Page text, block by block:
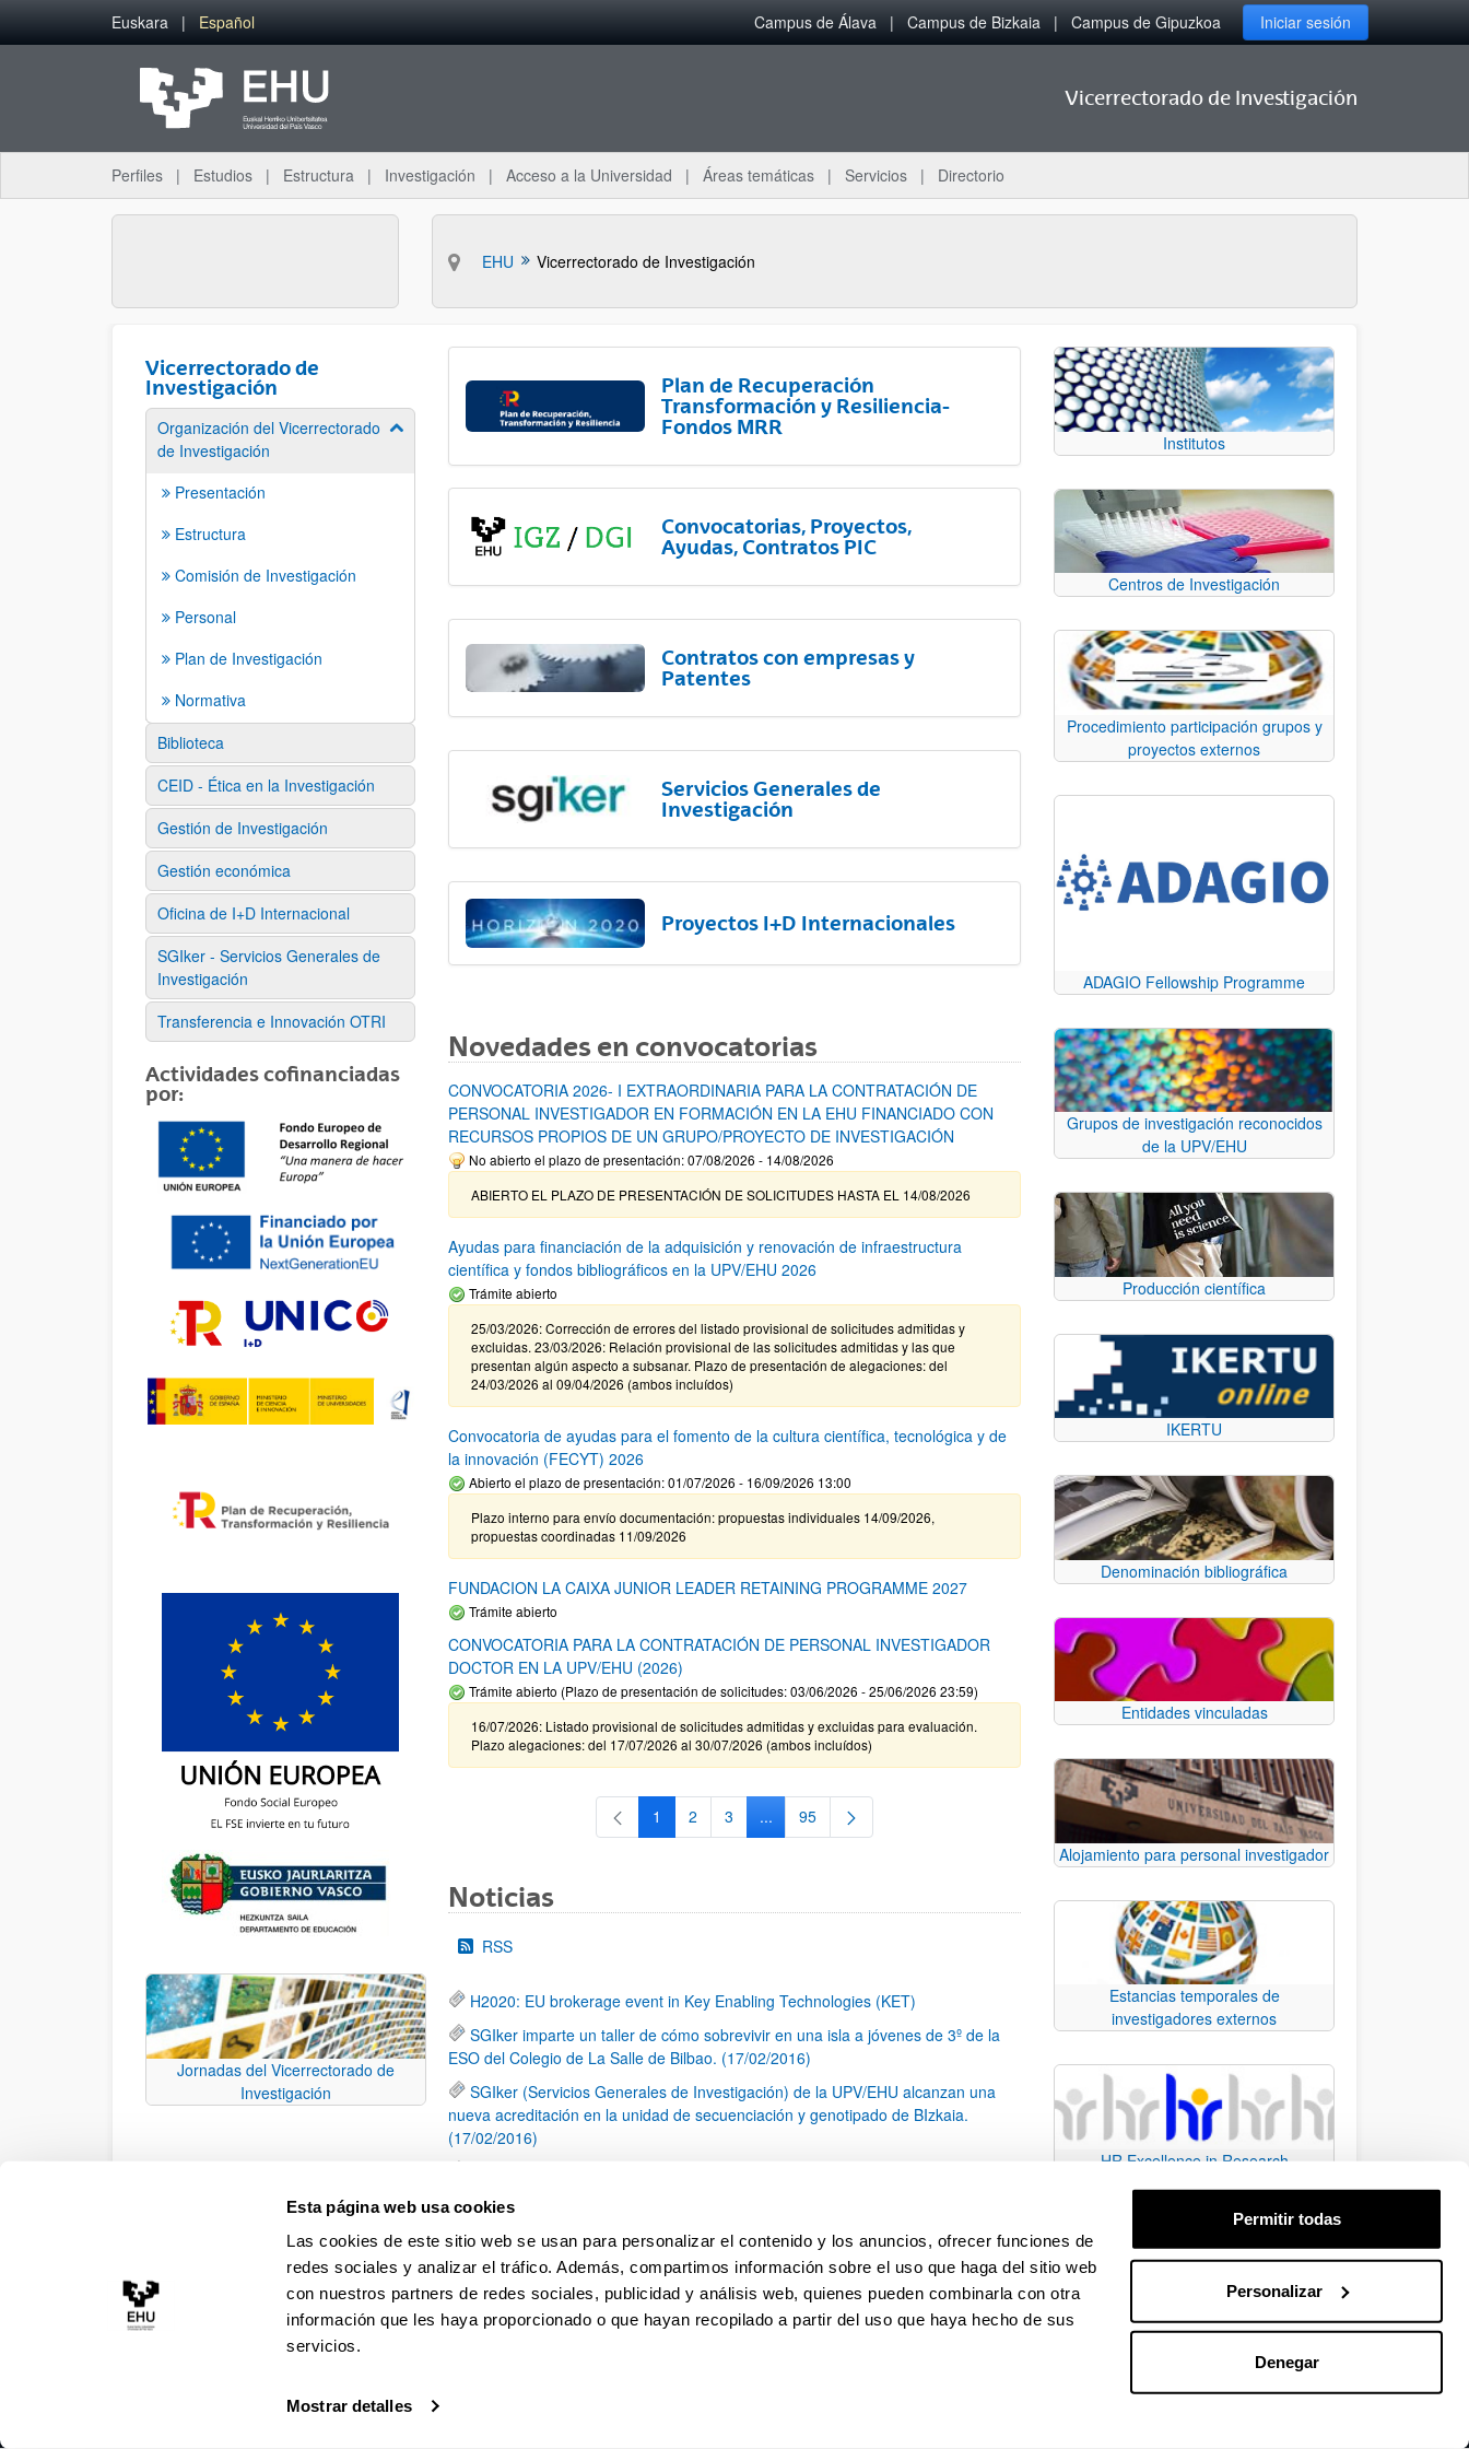
Esta página web usa cookies
Las cookies de este sitio web se usan para personalizar el contenido y los anuncios, ofrecer funciones de
redes sociales y analizar el tráfico. Además, compartimos información sobre el uso que haga del sitio web
con nuestros partners de redes sociales, publicidad y análisis web, quienes pueden combinarla con otra
información que les haya proporcionado o que hayan recopilado a partir del uso que haya hecho de sus
servicios.
Mostrar detalles
Permitir todas
Personalizar
Denegar
Saltar al contenido principal
Euskara Español Campus de Álava Campus de Bizkaia Campus de Gipuzkoa Iniciar sesión
Vicerrectorado de Investigación
Perfiles Estudios Estructura Investigación Acceso a la Universidad Áreas temáticas Servicios Directorio
EHU Vicerrectorado de Investigación
Vicerrectorado de
Investigación
Organización del Vicerrectorado
de Investigación
Mostrar/ocultar subpáginas
Presentación
Estructura
Comisión de Investigación
Personal
Plan de Investigación
Normativa
Biblioteca
CEID - Ética en la Investigación
Gestión de Investigación
Gestión económica
Oficina de I+D Internacional
SGIker - Servicios Generales de
Investigación
Transferencia e Innovación OTRI
Actividades cofinanciadas
por:
Jornadas del Vicerrectorado de
Investigación
Plan de Recuperación
Transformación y Resiliencia-
Fondos MRR
Convocatorias, Proyectos,
Ayudas, Contratos PIC
Contratos con empresas y
Patentes
Servicios Generales de
Investigación
Proyectos I+D Internacionales
Novedades en convocatorias
CONVOCATORIA 2026- I EXTRAORDINARIA PARA LA CONTRATACIÓN DE
PERSONAL INVESTIGADOR EN FORMACIÓN EN LA EHU FINANCIADO CON
RECURSOS PROPIOS DE UN GRUPO/PROYECTO DE INVESTIGACIÓN
No abierto el plazo de presentación: 07/08/2026 - 14/08/2026
ABIERTO EL PLAZO DE PRESENTACIÓN DE SOLICITUDES HASTA EL 14/08/2026
Ayudas para financiación de la adquisición y renovación de infraestructura
científica y fondos bibliográficos en la UPV/EHU 2026
Trámite abierto
25/03/2026: Corrección de errores del listado provisional de solicitudes admitidas y
excluidas. 23/03/2026: Relación provisional de las solicitudes admitidas y las que
presentan algún aspecto a subsanar. Plazo de presentación de alegaciones: del
24/03/2026 al 09/04/2026 (ambos incluídos)
Convocatoria de ayudas para el fomento de la cultura científica, tecnológica y de
la innovación (FECYT) 2026
Abierto el plazo de presentación: 01/07/2026 - 16/09/2026 13:00
Plazo interno para envío documentación: propuestas individuales 14/09/2026,
propuestas coordinadas 11/09/2026
FUNDACION LA CAIXA JUNIOR LEADER RETAINING PROGRAMME 2027
Trámite abierto
CONVOCATORIA PARA LA CONTRATACIÓN DE PERSONAL INVESTIGADOR
DOCTOR EN LA UPV/EHU (2026)
Trámite abierto (Plazo de presentación de solicitudes: 03/06/2026 - 25/06/2026 23:59)
16/07/2026: Listado provisional de solicitudes admitidas y excluidas para evaluación.
Plazo alegaciones: del 17/07/2026 al 30/07/2026 (ambos incluídos)
Página
1 Página
2 Página
3 ...Páginas intermedias Use TAB para desplazarse.
Página
95
Noticias
RSS
H2020: EU brokerage event in Key Enabling Technologies (KET)
SGIker imparte un taller de cómo sobrevivir en una isla a jóvenes de 3º de la
ESO del Colegio de La Salle de Bilbao. (17/02/2016)
SGIker (Servicios Generales de Investigación) de la UPV/EHU alcanzan una
nueva acreditación en la unidad de secuenciación y genotipado de BIzkaia.
(17/02/2016)
la ESO del Colegio de La Salle de Bilbao
Página
1 ...Páginas intermedias Use TAB para desplazarse.
Página
31 Página
32 Página
33 ...Páginas intermedias Use TAB para desplazarse.
Página
79
Institutos
Centros de Investigación
Procedimiento participación grupos y
proyectos externos
ADAGIO Fellowship Programme
Grupos de investigación reconocidos
de la UPV/EHU
Producción científica
IKERTU
Denominación bibliográfica
Entidades vinculadas
Alojamiento para personal investigador
Estancias temporales de
investigadores externos
HR Excellence in Research